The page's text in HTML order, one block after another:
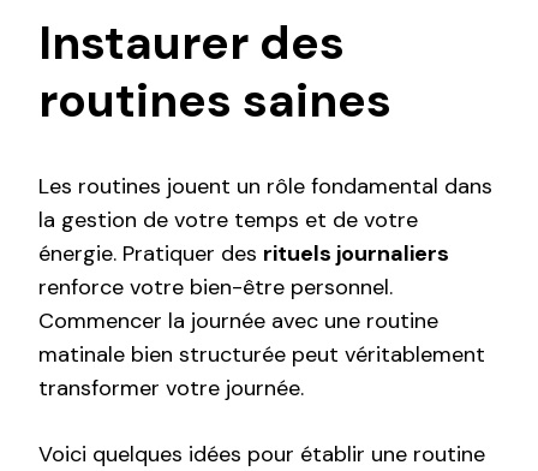
Instaurer des
routines saines
Les routines jouent un rôle fondamental dans
la gestion de votre temps et de votre
énergie. Pratiquer des rituels journaliers
renforce votre bien-être personnel.
Commencer la journée avec une routine
matinale bien structurée peut véritablement
transformer votre journée.
Voici quelques idées pour établir une routine